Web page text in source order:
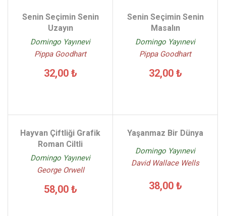
Senin Seçimin Senin
Uzayın
Domingo Yayınevi
Pippa Goodhart
32,00 ₺
Senin Seçimin Senin
Masalın
Domingo Yayınevi
Pippa Goodhart
32,00 ₺
Hayvan Çiftliği Grafik
Roman Ciltli
Domingo Yayınevi
George Orwell
58,00 ₺
Yaşanmaz Bir Dünya
Domingo Yayınevi
David Wallace Wells
38,00 ₺